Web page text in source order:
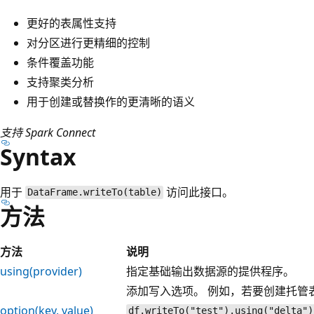
更好的表属性支持
对分区进行更精细的控制
条件覆盖功能
支持聚类分析
用于创建或替换作的更清晰的语义
支持 Spark Connect
Syntax
用于 DataFrame.writeTo(table) 访问此接口。
方法
方法
说明
using(provider)
指定基础输出数据源的提供程序。
option(key, value)
添加写入选项。 例如，若要创建托管